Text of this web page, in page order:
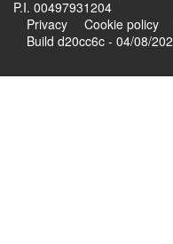
P.I. 00497931204
Privacy
Cookie policy
Build d20cc6c - 04/08/